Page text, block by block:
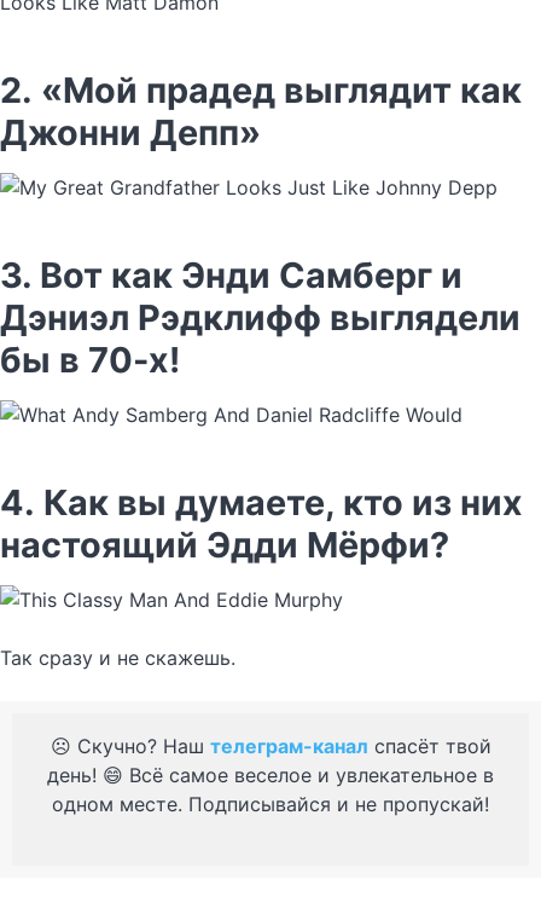
2. «Мой прадед выглядит как
Джонни Депп»
3. Вот как Энди Самберг и
Дэниэл Рэдклифф выглядели
бы в 70-х!
4. Как вы думаете, кто из них
настоящий Эдди Мёрфи?
Так сразу и не скажешь.
☹️ Скучно? Наш телеграм-канал спасёт твой
день! 😄 Всё самое веселое и увлекательное в
одном месте. Подписывайся и не пропускай!